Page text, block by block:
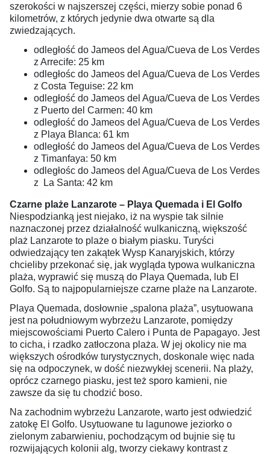
szerokości w najszerszej części, mierzy sobie ponad 6
kilometrów, z których jedynie dwa otwarte są dla
zwiedzających.
odległość do Jameos del Agua/Cueva de Los Verdes
z Arrecife: 25 km
odległośc do Jameos del Agua/Cueva de Los Verdes
z Costa Teguise: 22 km
odległość do Jameos del Agua/Cueva de Los Verdes
z Puerto del Carmen: 40 km
odległość do Jameos del Agua/Cueva de Los Verdes
z Playa Blanca: 61 km
odległość do Jameos del Agua/Cueva de Los Verdes
z Timanfaya: 50 km
odległośc do Jameos del Agua/Cueva de Los Verdes
z La Santa: 42 km
Czarne plaże Lanzarote – Playa Quemada i El Golfo
Niespodzianką jest niejako, iż na wyspie tak silnie
naznaczonej przez działalność wulkaniczną, większość
plaż Lanzarote to plaże o białym piasku. Turyści
odwiedzający ten zakątek Wysp Kanaryjskich, którzy
chcieliby przekonać się, jak wygląda typowa wulkaniczna
plaża, wyprawić się muszą do Playa Quemada, lub El
Golfo. Są to najpopularniejsze czarne plaże na Lanzarote.
Playa Quemada, dosłownie „spalona plaża”, usytuowana
jest na południowym wybrzeżu Lanzarote, pomiędzy
miejscowościami Puerto Calero i Punta de Papagayo. Jest
to cicha, i rzadko zatłoczona plaża. W jej okolicy nie ma
większych ośrodków turystycznych, doskonale więc nada
się na odpoczynek, w dość niezwykłej scenerii. Na plaży,
oprócz czarnego piasku, jest też sporo kamieni, nie
zawsze da się tu chodzić boso.
Na zachodnim wybrzeżu Lanzarote, warto jest odwiedzić
zatokę El Golfo. Usytuowane tu lagunowe jeziorko o
zielonym zabarwieniu, pochodzącym od bujnie się tu
rozwijających kolonii alg, tworzy ciekawy kontrast z